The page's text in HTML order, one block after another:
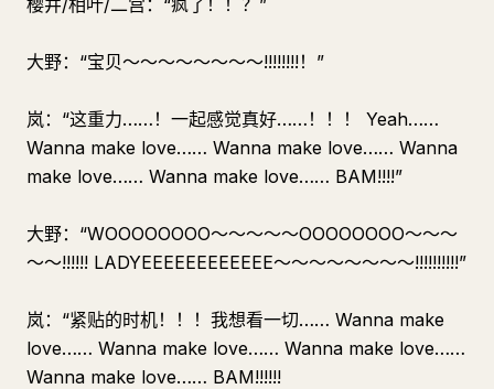
樱井/相叶/二宫：“疯了！！？”
大野：“宝贝〜〜〜〜〜〜〜〜!!!!!!!!！”
岚：“这重力……！一起感觉真好……！！！ Yeah……
Wanna make love…… Wanna make love…… Wanna
make love…… Wanna make love…… BAM!!!!”
大野：“WOOOOOOOO〜〜〜〜〜OOOOOOOO〜〜〜
〜〜!!!!!! LADYEEEEEEEEEEEE〜〜〜〜〜〜〜〜!!!!!!!!!!”
岚：“紧贴的时机！！！我想看一切…… Wanna make
love…… Wanna make love…… Wanna make love……
Wanna make love…… BAM!!!!!!